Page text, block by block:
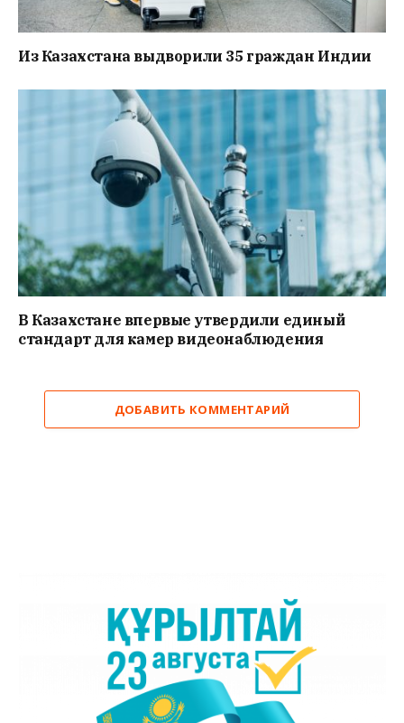
Из Казахстана выдворили 35 граждан Индии
В Казахстане впервые утвердили единый
стандарт для камер видеонаблюдения
ДОБАВИТЬ КОММЕНТАРИЙ